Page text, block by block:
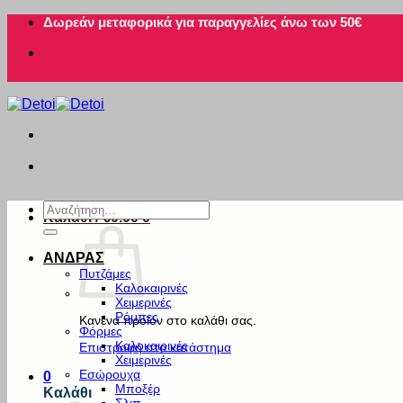
Μετάβαση
περιεχόμενο
Δωρεάν μεταφορικά για παραγγελίες άνω των 50€
Καλάθι /€0.00 0
Κανένα προϊόν στο καλάθι σας.
Επιστροφή στο κατάστημα
0
Καλάθι
Αναζήτηση
για:
ΑΝΔΡΑΣ
Πυτζάμες
Καλοκαιρινές
Χειμερινές
Ρόμπες
Φόρμες
Καλοκαιρινές
Χειμερινές
Εσώρουχα
Μποξέρ